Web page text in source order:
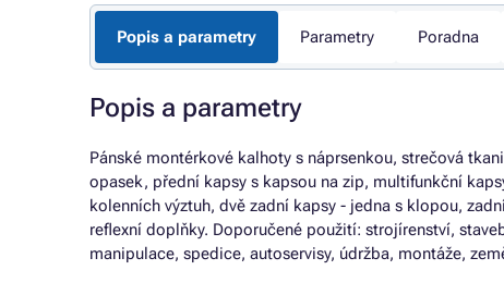
Popis a parametry Parametry Poradna
Popis a parametry
Pánské montérkové kalhoty s náprsenkou, strečová
opasek, přední kapsy s kapsou na zip, multifunkční
kolenních výztuh, dvě zadní kapsy - jedna s klopou,
reflexní doplňky. Doporučené použití: strojírenství,
manipulace, spedice, autoservisy, údržba, montáže,